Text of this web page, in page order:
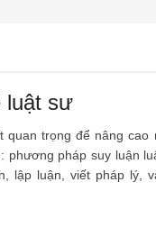
luật sư
trọng để nâng cao
pháp suy luận
luận, viết pháp lý,